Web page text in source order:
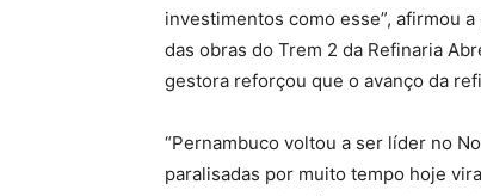
investimentos como esse”, afirmou
das obras do Trem 2 da Refinaria
gestora reforçou que o avanço da
“Pernambuco voltou a ser líder no
paralisadas por muito tempo hoje